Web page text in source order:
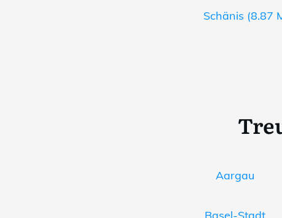
Schänis (8.87
Aargau